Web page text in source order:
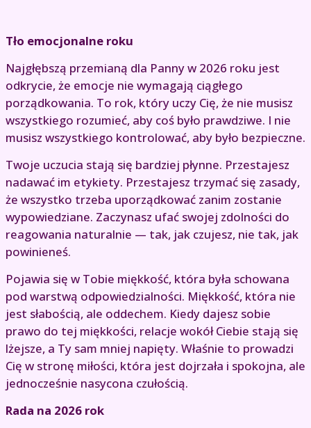
Tło emocjonalne roku
Najgłębszą przemianą dla Panny w 2026 roku jest
odkrycie, że emocje nie wymagają ciągłego
porządkowania. To rok, który uczy Cię, że nie musisz
wszystkiego rozumieć, aby coś było prawdziwe. I nie
musisz wszystkiego kontrolować, aby było bezpieczne.
Twoje uczucia stają się bardziej płynne. Przestajesz
nadawać im etykiety. Przestajesz trzymać się zasady,
że wszystko trzeba uporządkować zanim zostanie
wypowiedziane. Zaczynasz ufać swojej zdolności do
reagowania naturalnie — tak, jak czujesz, nie tak, jak
powinieneś.
Pojawia się w Tobie miękkość, która była schowana
pod warstwą odpowiedzialności. Miękkość, która nie
jest słabością, ale oddechem. Kiedy dajesz sobie
prawo do tej miękkości, relacje wokół Ciebie stają się
lżejsze, a Ty sam mniej napięty. Właśnie to prowadzi
Cię w stronę miłości, która jest dojrzała i spokojna, ale
jednocześnie nasycona czułością.
Rada na 2026 rok